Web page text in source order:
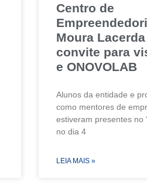
Centro de
Moura
convite para
e ONOVOLAB
Alunos da entidade e
como mentores de
estiveram presentes no
no dia 4
LEIA MAIS »